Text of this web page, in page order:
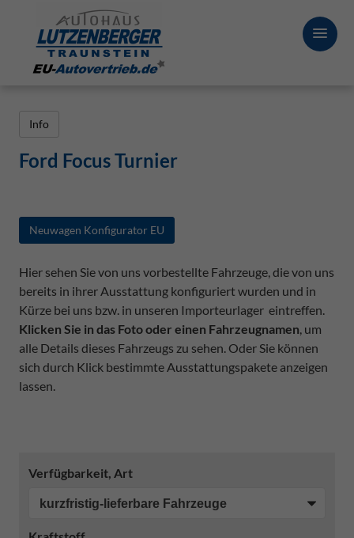
Info
Ford Focus Turnier
Neuwagen Konfigurator EU
Hier sehen Sie von uns vorbestellte Fahrzeuge, die von uns
bereits in ihrer Ausstattung konfiguriert wurden und in
Kürze bei uns bzw. in unseren Importeurlager eintreffen.
Klicken Sie in das Foto oder einen Fahrzeugnamen, um
alle Details dieses Fahrzeugs zu sehen. Oder Sie können
sich durch Klick bestimmte Ausstattungspakete anzeigen
lassen.
Verfügbarkeit, Art